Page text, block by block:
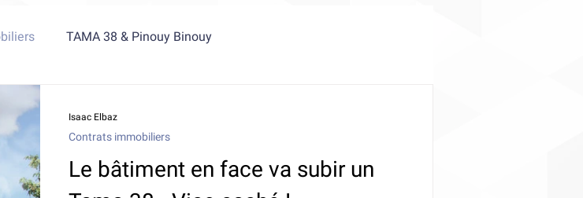
TAMA 38 & Pinouy Binouy
Procuration Continue
Le bâtiment en face va subir un
Contrats immobiliers
Isaac Elbaz